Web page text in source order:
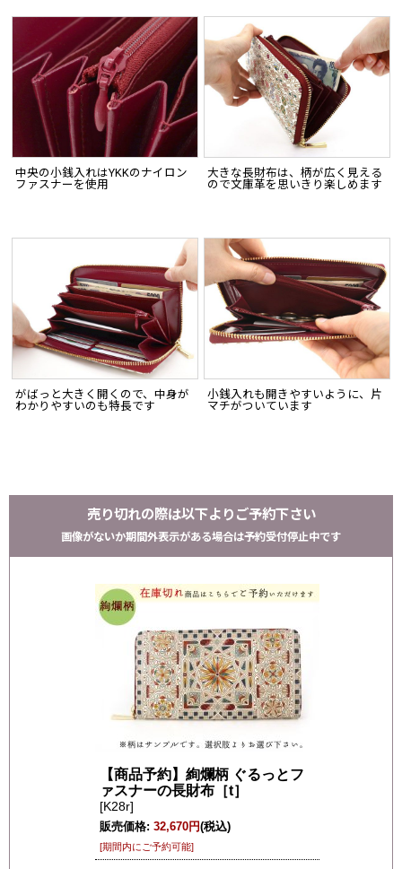
中央の小銭入れはYKKのナイロン
ファスナーを使用
大きな長財布は、柄が広く見える
ので文庫革を思いきり楽しめます
がばっと大きく開くので、中身が
わかりやすいのも特長です
小銭入れも開きやすいように、片
マチがついています
売り切れの際は以下よりご予約下さい
画像がないか期間外表示がある場合は予約受付停止中です